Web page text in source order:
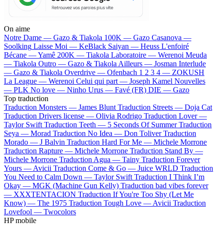
On aime
Notre Dame — Gazo & Tiakola 100K — Gazo Casanova —
Soolking Laisse Moi — KeBlack Saiyan — Heuss L'enfoiré
Bécane —Yamê 200K — Tiakola Laboratoire — Werenoi Meuda
— Tiakola Outro — Gazo & Tiakola Ailleurs — Josman Interlude
— Gazo & Tiakola Overdrive — Ofenbach 1 2 3 4 — ZOKUSH
La League — Werenoi Celui qui part — Joseph Kamel Nouvelles
— PLK No love — Ninho Urus — Favé (FR) DIE — Gazo
Top traduction
Traduction Monsters — James Blunt Traduction Streets — Doja Cat
Traduction Drivers license — Olivia Rodrigo Traduction Lover —
Taylor Swift Traduction Teeth — 5 Seconds Of Summer Traduction
Seya — Morad Traduction No Idea — Don Toliver Traduction
Morado — J Balvin Traduction Hard For Me — Michele Morrone
Traduction Rapture — Michele Morrone Traduction Stand By —
Michele Morrone Traduction Agua — Tainy Traduction Forever
Yours — Avicii Traduction Come & Go — Juice WRLD Traduction
You Need to Calm Down — Taylor Swift Traduction I Think I’m
Okay — MGK (Machine Gun Kelly) Traduction bad vibes forever
— XXXTENTACION Traduction If You're Too Shy (Let Me
Know) — The 1975 Traduction Tough Love — Avicii Traduction
Lovefool — Twocolors
HP mobile